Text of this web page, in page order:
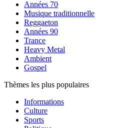
Années 70
Musique traditionnelle
Reggaeton
Années 90
Trance
Heavy Metal
Ambient
Gospel
Thèmes les plus populaires
Informations
Culture
Sports